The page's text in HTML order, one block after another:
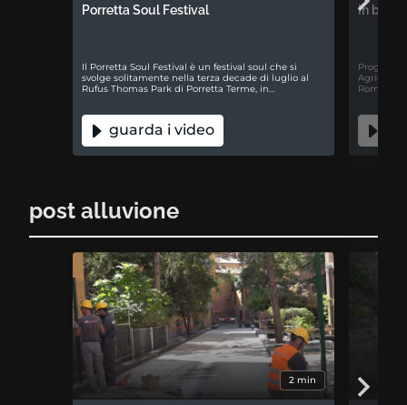
Porretta Soul Festival
Il Porretta Soul Festival è un festival soul che si
svolge solitamente nella terza decade di luglio al
Rufus Thomas Park di Porretta Terme, in…
guarda i video
In
Progetto
post alluvione
2 min